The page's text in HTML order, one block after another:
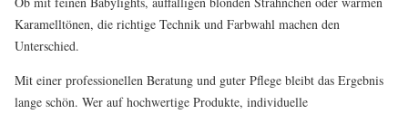
Karamelltönen, die richtige Technik und Farbwahl machen den
Unterschied.
Mit einer professionellen Beratung und guter Pflege bleibt das Ergebnis
lange schön. Wer auf hochwertige Produkte, individuelle